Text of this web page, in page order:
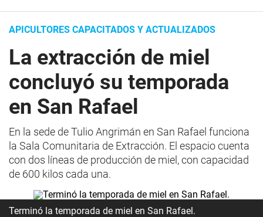
APICULTORES CAPACITADOS Y ACTUALIZADOS
La extracción de miel
concluyó su temporada
en San Rafael
En la sede de Tulio Angrimán en San Rafael funciona
la Sala Comunitaria de Extracción. El espacio cuenta
con dos líneas de producción de miel, con capacidad
de 600 kilos cada una.
Terminó la temporada de miel en San Rafael.